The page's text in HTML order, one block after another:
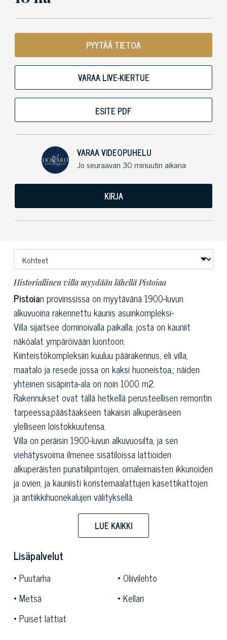
PYYTÄÄ TIETOA
VARAA LIVE-KIERTUE
ESITE PDF
VARAA VIDEOPUHELU
Jo seuraavan 30 minuutin aikana
KIRJA
Historiallinen villa myydään lähellä Pistoiaa
Pistoian provinssissa on myytävänä 1900-luvun
alkuvuoina rakennettu kaunis asuinkompleksi-
Villa sijaitsee dominoivalla paikalla, josta on kauniit
näköalat ympäröivään luontoon.
Kiinteistökompleksiin kuuluu päärakennus, eli villa,
maatalo ja resede jossa on kaksi huoneistoa,; näiden
yhteinen sisäpinta-ala on noin 1000 m2.
Rakennukset ovat tällä hetkellä perusteellisen remontin
tarpeessa,päästäakseen takaisin alkuperäiseen
ylelliseen loistokkuutensa.
Villa on peräisin 1900-luvun alkuvuosilta, ja sen
viehätysvoima ilmenee sisätiloissa lattioiden
alkuperäisten punatiilipintojen, omaleimaisten ikkunoiden
ja ovien, ja kauniisti koristemaalattujen kasettikattojen
ja antiikkihuonekalujen välityksellä.
Sisätiloja luonnehtivat avarat ja valoisat edustussalit,
joille restaurointi palauttaa menneiden aikojen
loistokkuuden jotka yhdistettynä nykyajan mukavuuksiin
tekevät siitä vastustamattoman charmantin.
rauhaisalta sijainnilta erinomaiset yhteydet Toscanan
tärkeimpiin kaupunkeihin..
LUE KAIKKI
Lisäpalvelut
Puutarha
Oliivilehto
Metsä
Kellari
Puiset lattiat